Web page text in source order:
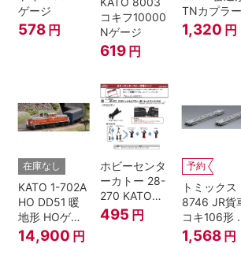
ゲージ
578 円
コキフ10000
Nゲージ
619 円
TNカプラー
(6個入・SP
イプ)
1,320 円
在庫なし
KATO 1-702A
HO DD51 暖
地形 HOゲー
ジ
14,900 円
ホビーセンタ
ーカトー 28-
270 KATOナ
ックルカプラ
ー 黒 センタ
495 円
予約
トミックス
8746 JR貨
コキ106形
期型･新塗装･
コンテナな
1,568 円